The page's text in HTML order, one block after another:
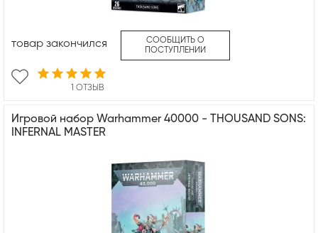
1 ОТЗЫВ
товар закончился
СООБЩИТЬ О
ПОСТУПЛЕНИИ
Игровой набор Warhammer 40000 - THOUSAND SONS:
INFERNAL MASTER